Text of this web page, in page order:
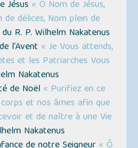
Jésus « Ô Nom de Jésus,
de délices, Nom plein de
du R. P. Wilhelm Nakatenus
l'Avent « Je Vous attends,
et les Patriarches Vous
Nakatenus
de Noël « Purifiez en ce
et nos âmes afin que
et de naître à une Vie
Nakatenus